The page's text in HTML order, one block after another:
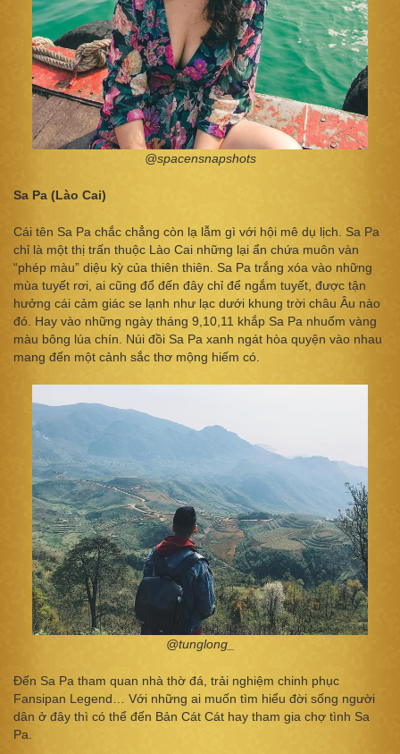
@spacensnapshots
Sa Pa (Lào Cai)
Cái tên Sa Pa chắc chẳng còn lạ lẫm gì với hội mê dụ lịch. Sa Pa
chỉ là một thị trấn thuộc Lào Cai những lại ẩn chứa muôn vàn
“phép màu” diệu kỳ của thiên thiên. Sa Pa trắng xóa vào những
mùa tuyết rơi, ai cũng đổ đến đây chỉ để ngắm tuyết, được tận
hưởng cái cảm giác se lạnh như lạc dưới khung trời châu Âu nào
đó. Hay vào những ngày tháng 9,10,11 khắp Sa Pa nhuốm vàng
màu bông lúa chín. Núi đồi Sa Pa xanh ngát hòa quyện vào nhau
mang đến một cảnh sắc thơ mộng hiếm có.
@tunglong_
Đến Sa Pa tham quan nhà thờ đá, trải nghiệm chinh phục
Fansipan Legend… Với những ai muốn tìm hiểu đời sống người
dân ở đây thì có thể đến Bản Cát Cát hay tham gia chợ tình Sa
Pa.